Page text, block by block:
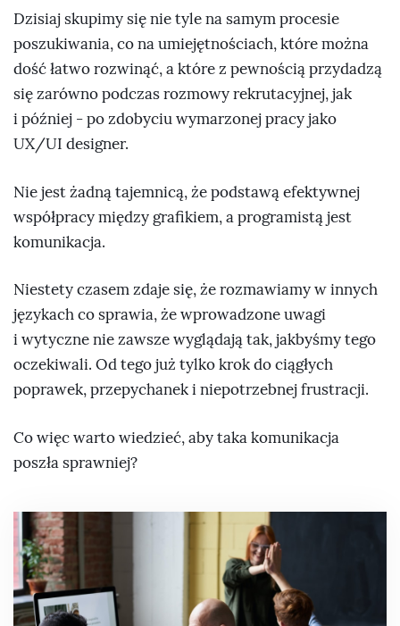
Dzisiaj skupimy się nie tyle na samym procesie
poszukiwania, co na umiejętnościach, które można
dość łatwo rozwinąć, a które z pewnością przydadzą
się zarówno podczas rozmowy rekrutacyjnej, jak
i później - po zdobyciu wymarzonej pracy jako
UX/UI designer.
Nie jest żadną tajemnicą, że podstawą efektywnej
współpracy między grafikiem, a programistą jest
komunikacja.
Niestety czasem zdaje się, że rozmawiamy w innych
językach co sprawia, że wprowadzone uwagi
i wytyczne nie zawsze wyglądają tak, jakbyśmy tego
oczekiwali. Od tego już tylko krok do ciągłych
poprawek, przepychanek i niepotrzebnej frustracji.
Co więc warto wiedzieć, aby taka komunikacja
poszła sprawniej?